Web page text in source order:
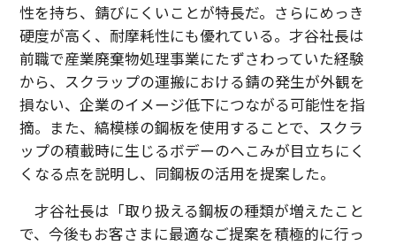
性を持ち、錆びにくいことが特長だ。さらにめっき
硬度が高く、耐摩耗性にも優れている。才谷社長は
前職で産業廃棄物処理事業にたずさわっていた経験
から、スクラップの運搬における錆の発生が外観を
損ない、企業のイメージ低下につながる可能性を指
摘。また、縞模様の鋼板を使用することで、スクラ
ップの積載時に生じるボデーのへこみが目立ちにく
くなる点を説明し、同鋼板の活用を提案した。
才谷社長は「取り扱える鋼板の種類が増えたこと
で、今後もお客さまに最適なご提案を積極的に行っ